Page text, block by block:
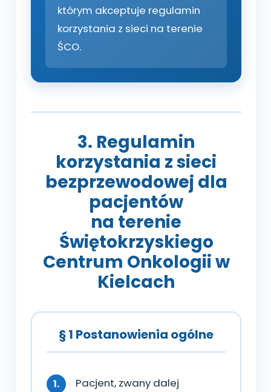
którym akceptuje regulamin
korzystania z sieci na terenie
ŚCO.
3. Regulamin
korzystania z sieci
bezprzewodowej dla
pacjentów
na terenie
Świętokrzyskiego
Centrum Onkologii w
Kielcach
§ 1 Postanowienia ogólne
Pacjent, zwany dalej